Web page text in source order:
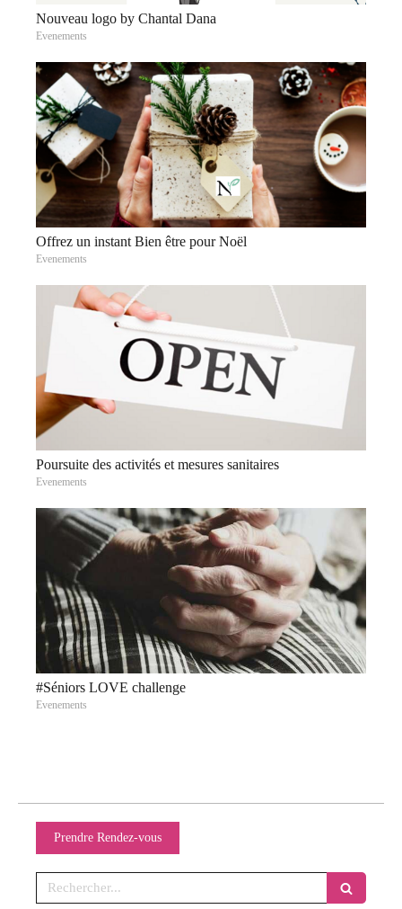
Nouveau logo by Chantal Dana
Evenements
Offrez un instant Bien être pour Noël
Evenements
Poursuite des activités et mesures sanitaires
Evenements
#Séniors LOVE challenge
Evenements
Prendre Rendez-vous
Rechercher